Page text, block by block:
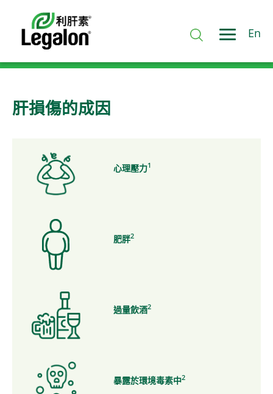
En
肝損傷的成因
心理壓力1
肥胖2
過量飲酒2
暴露於環境毒素中2